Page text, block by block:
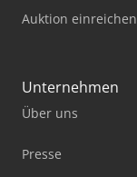
Auktion einreichen
Unternehmen
Über uns
Presse